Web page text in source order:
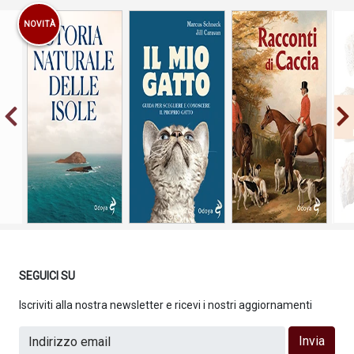
NOVITÀ
Guida per
scegliere e
conoscere il
proprio gatto
SEGUICI SU
Iscriviti alla nostra newsletter e ricevi i nostri aggiornamenti
Invia